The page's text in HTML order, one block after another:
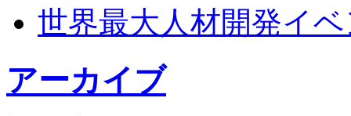
世界最大人材開発イ
アーカイブ